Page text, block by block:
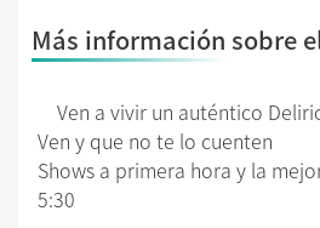
Más información sobre
Ven a vivir un auténtico
Ven y que no te lo cuenten
Shows a primera hora y la
5:30